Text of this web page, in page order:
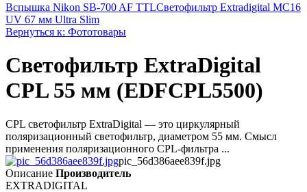
Вспышка Nikon SB-700 AF TTLСветофильтр Extradigital MC16
UV 67 мм Ultra Slim
Вернуться к: Фототовары
Светофильтр ExtraDigital
CPL 55 мм (EDFCPL5500)
CPL cветофильтр ExtraDigital — это циркулярный
поляризационный светофильтр, диаметром 55 мм. Смысл
применения поляризационного CPL-фильтра ...
pic_56d386aee839f.jpg
Описание Производитель
EXTRADIGITAL